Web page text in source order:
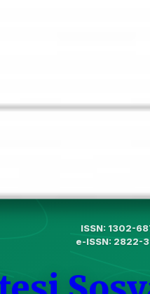
ISSN: 1302-
e-ISSN: 2822-